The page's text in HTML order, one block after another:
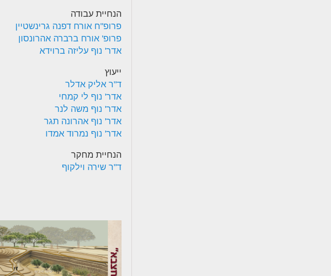
הנחיית עבודה
פרופ"ח אורח דפנה גרינשטיין
פרופ' אורח ברברה אהרונסון
אדר' נוף עליזה ברוידא
ייעוץ
ד"ר אליק אדלר
אדר' נוף לי קמחי
אדר' נוף משה לנר
אדר' נוף אהרונה תגר
אדר' נוף נמרוד אמדו
הנחיית מחקר
ד"ר שירה וילקוף